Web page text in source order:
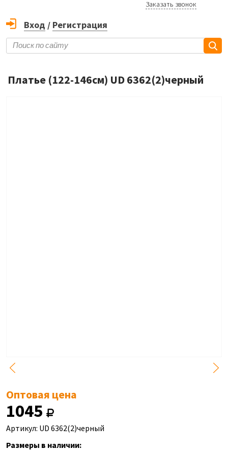
Заказать звонок
Вход / Регистрация
Платье (122-146см) UD 6362(2)черный
Оптовая цена
1045
Артикул: UD 6362(2)черный
Размеры в наличии: